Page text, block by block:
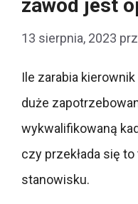
zawód jest
13 sierpnia, 2023
Ile zarabia
duże
wykwalifikowaną
czy przekłada się
stanowisku.